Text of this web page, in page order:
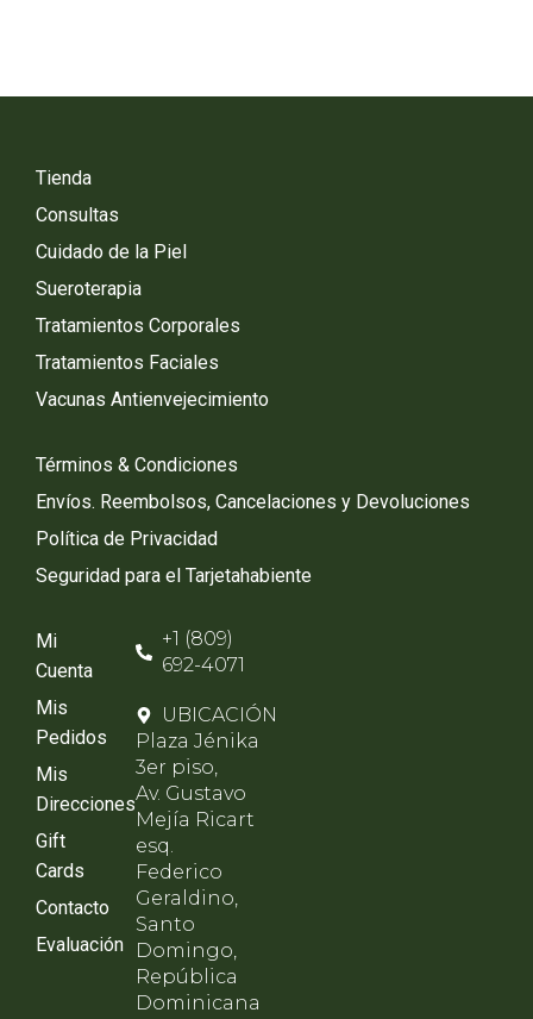
Tienda
Consultas
Cuidado de la Piel
Sueroterapia
Tratamientos Corporales
Tratamientos Faciales
Vacunas Antienvejecimiento
Términos & Condiciones
Envíos. Reembolsos, Cancelaciones y Devoluciones
Política de Privacidad
Seguridad para el Tarjetahabiente
Mi
Cuenta
Mis
Pedidos
Mis
Direcciones
Gift
Cards
Contacto
Evaluación
+1 (809)
692-4071
UBICACIÓN
Plaza Jénika
3er piso,
Av. Gustavo
Mejía Ricart
esq.
Federico
Geraldino,
Santo
Domingo,
República
Dominicana